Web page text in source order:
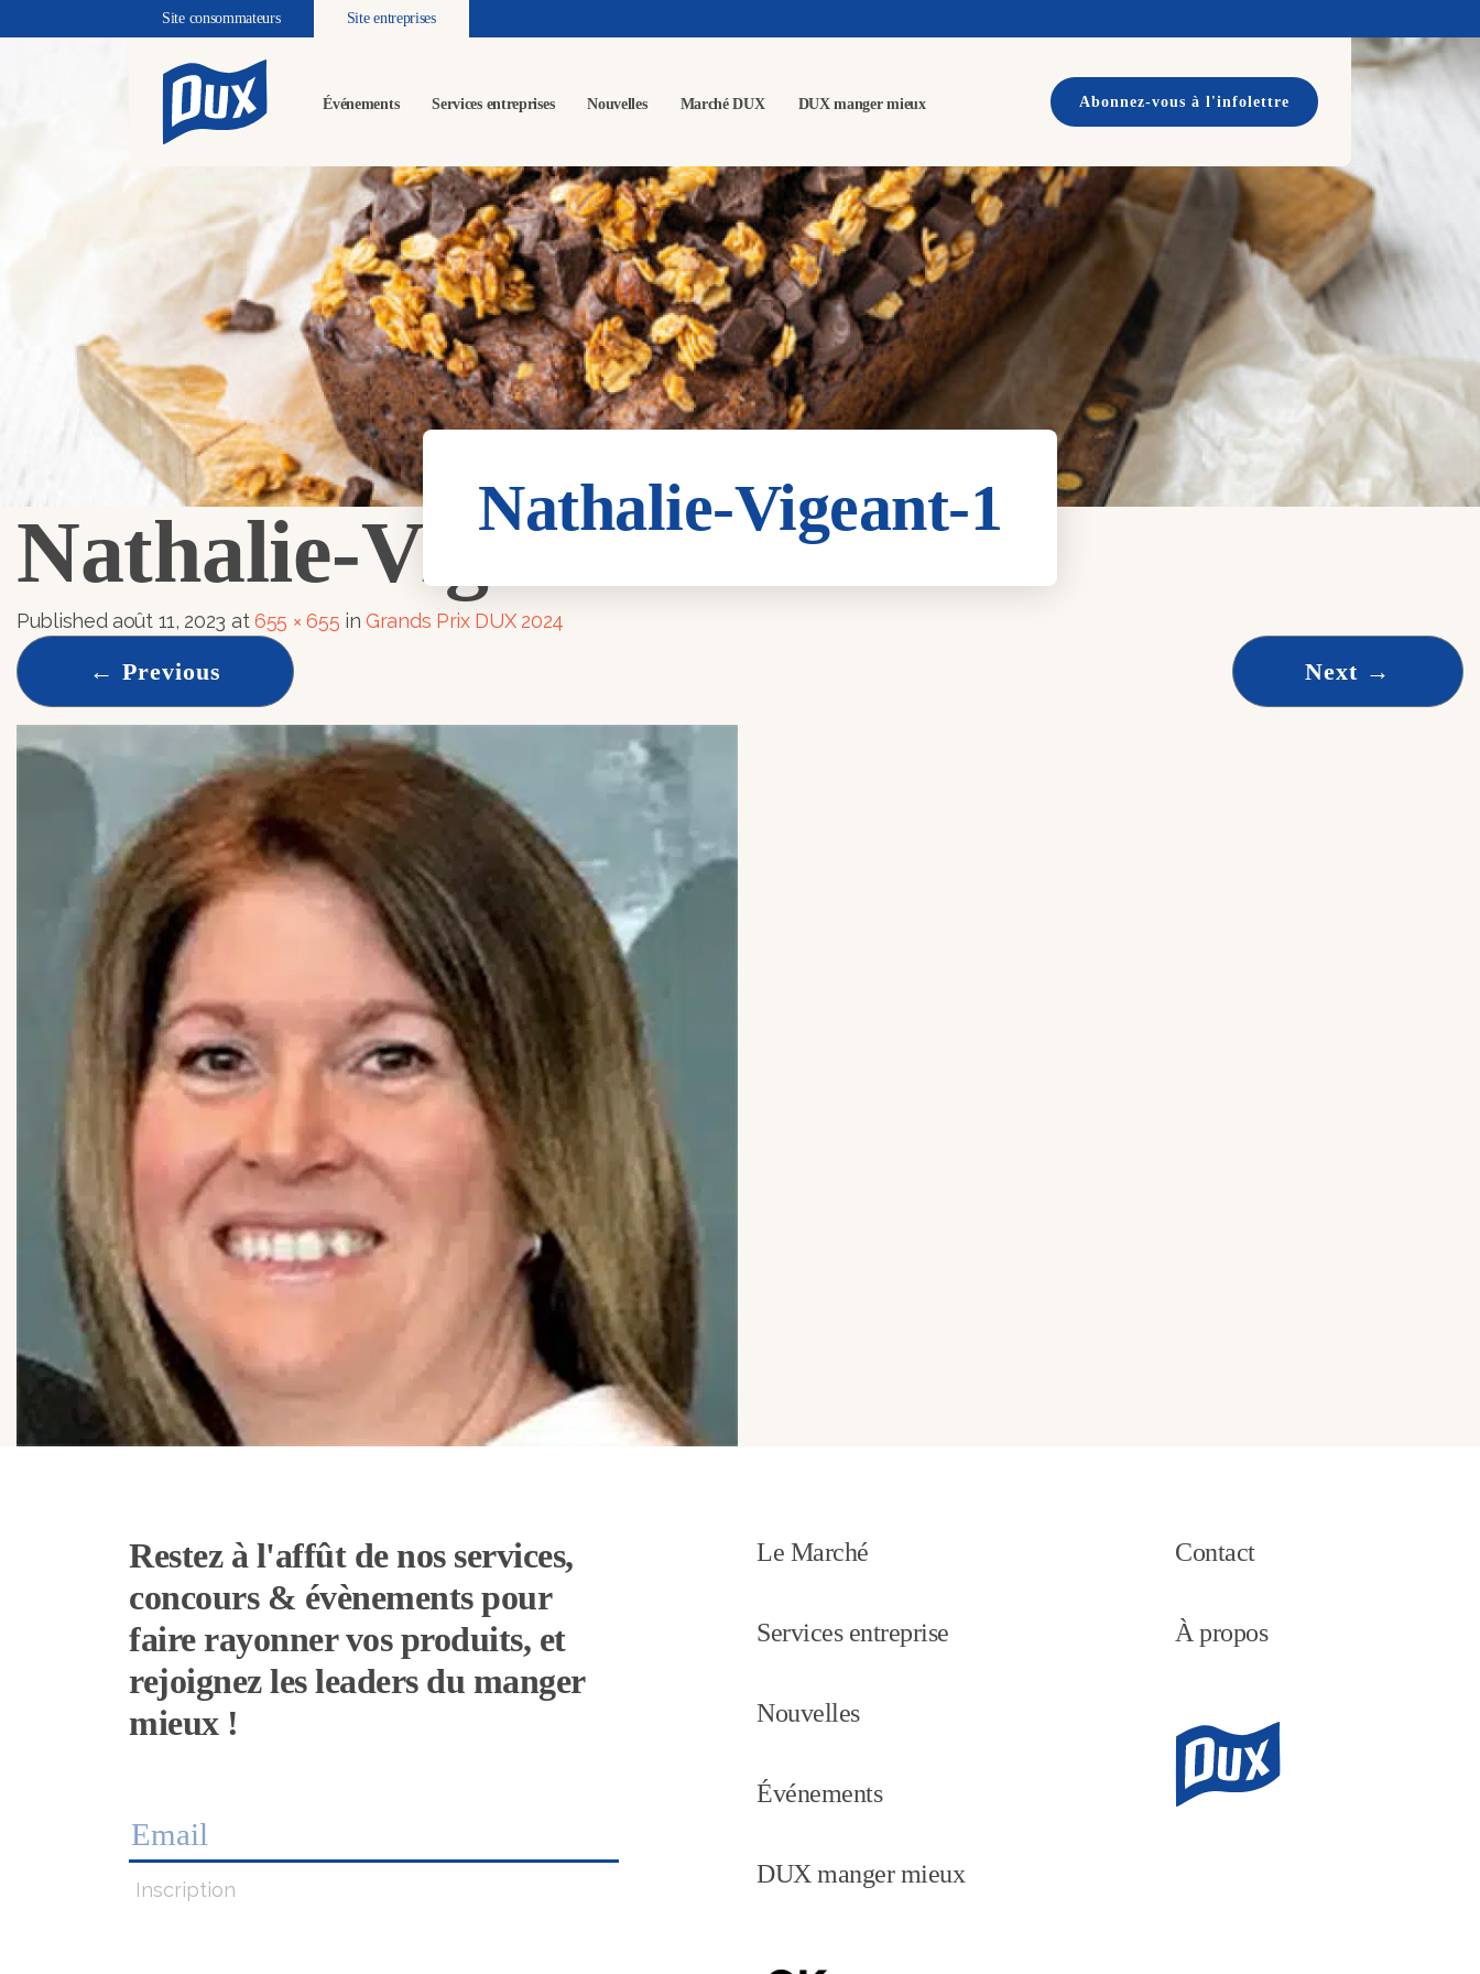
Site consommateurs Site entreprises
Événements Services entreprises Nouvelles Marché DUX DUX manger mieux Abonnez-vous à l'infolettre
Nathalie-Vigeant-1
Nathalie-Vigeant-1
Publishedaoût 11, 2023 at655 × 655 inGrands Prix DUX 2024
← Previous Next →
Restez à l'affût de nos services,
concours & évènements pour
faire rayonner vos produits, et
rejoignez les leaders du manger
mieux !
Inscription
Le Marché
Services entreprise
Nouvelles
Événements
DUX manger mieux
Contact
À propos